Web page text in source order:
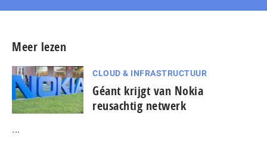
Meer lezen
CLOUD & INFRASTRUCTUUR
Géant krijgt van Nokia
reusachtig netwerk
...